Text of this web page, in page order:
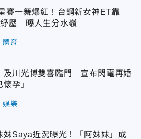
賽一舞爆紅！台鋼新女神ET靠
紓壓 曝人生分水嶺
體育
及川光博雙喜臨門 宣布閃電再婚
懷孕」
娛樂
妹Saya近況曝光！「阿妹妹」成